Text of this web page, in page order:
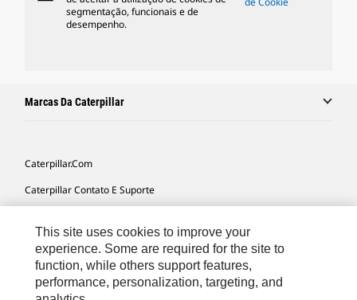
segmentação, funcionais e de
desempenho.
Marcas Da Caterpillar
Caterpillar.com
Caterpillar Contato E Suporte
Mapa Do Local
Cookie Settings
Legal
This site uses cookies to improve your
experience. Some are required for the site to
function, while others support features,
performance, personalization, targeting, and